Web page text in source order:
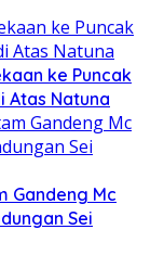
ke Puncak
Atas Natuna
Gandeng Mc
Sei